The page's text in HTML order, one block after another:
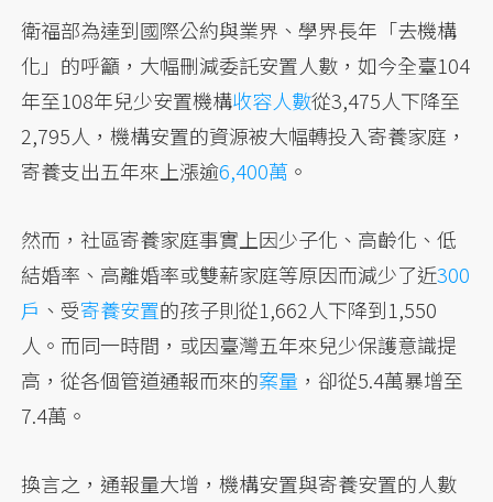
衛福部為達到國際公約與業界、學界長年「去機構
化」的呼籲，大幅刪減委託安置人數，如今全臺104
年至108年兒少安置機構收容人數從3,475人下降至
2,795人，機構安置的資源被大幅轉投入寄養家庭，
寄養支出五年來上漲逾6,400萬 。
然而，社區寄養家庭事實上因少子化、高齡化、低
結婚率、高離婚率或雙薪家庭等原因而減少了近300
戶 、受寄養安置的孩子則從1,662人下降到1,550
人。而同一時間，或因臺灣五年來兒少保護意識提
高，從各個管道通報而來的案量 ，卻從5.4萬暴增至
7.4萬。
換言之，通報量大增，機構安置與寄養安置的人數